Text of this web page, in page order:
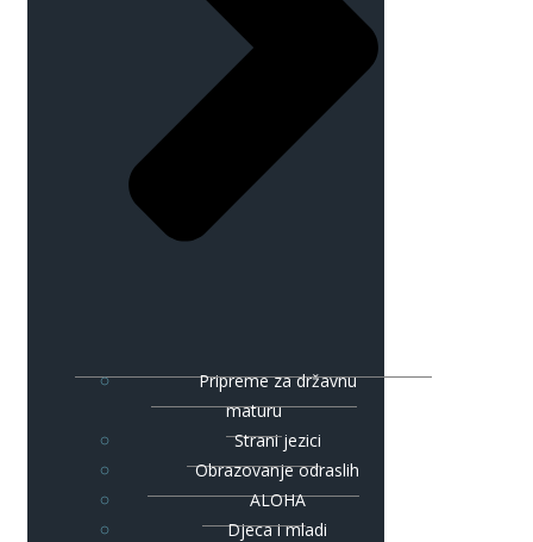
Pripreme za državnu
maturu
Strani jezici
Obrazovanje odraslih
ALOHA
Djeca i mladi